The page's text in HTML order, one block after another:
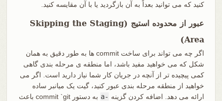
کنید که می توانید بعداً به آن بازگردید یا با آن مقایسه کنید.
عبور از محدوده استیج (Skipping the Staging
Area)
اگر چه می تواند برای ساخت commit ها به طور دقیق به همان
شکل که می خواهید مفید باشد، اما منطقه ی مرحله بندی گاهی
کمی پیچیده تر از آنچه در جریان کار شما نیاز دارید است. اگر می
خواهید از منطقه مرحله بندی عبور کنید، گیت یک میانبر ساده
ارائه می دهد. اضافه کردن گزینه -a
به دستور commit `git باعث